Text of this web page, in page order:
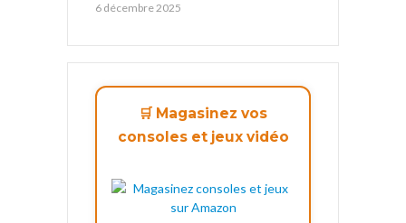
6 décembre 2025
🛒 Magasinez vos
consoles et jeux vidéo